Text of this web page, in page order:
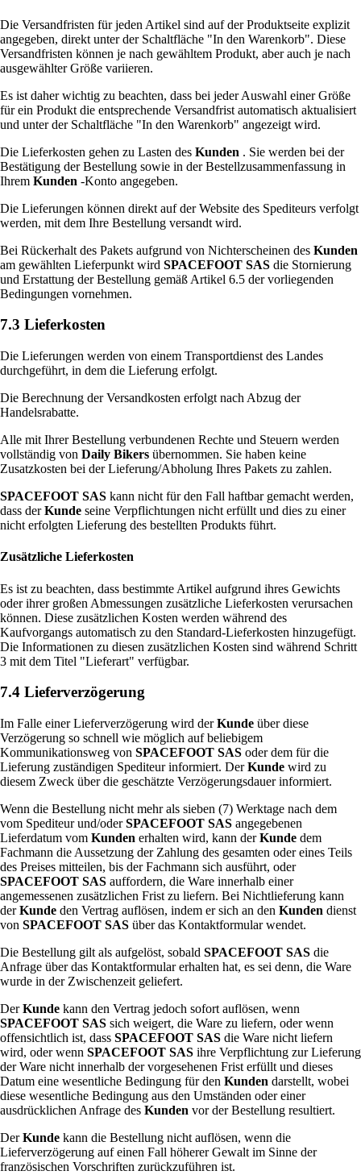
Die Versandfristen für jeden Artikel sind auf der Produktseite explizit
angegeben, direkt unter der Schaltfläche "In den Warenkorb". Diese
Versandfristen können je nach gewähltem Produkt, aber auch je nach
ausgewählter Größe variieren.
Es ist daher wichtig zu beachten, dass bei jeder Auswahl einer Größe
für ein Produkt die entsprechende Versandfrist automatisch aktualisiert
und unter der Schaltfläche "In den Warenkorb" angezeigt wird.
Die Lieferkosten gehen zu Lasten des Kunden . Sie werden bei der
Bestätigung der Bestellung sowie in der Bestellzusammenfassung in
Ihrem Kunden -Konto angegeben.
Die Lieferungen können direkt auf der Website des Spediteurs verfolgt
werden, mit dem Ihre Bestellung versandt wird.
Bei Rückerhalt des Pakets aufgrund von Nichterscheinen des Kunden
am gewählten Lieferpunkt wird SPACEFOOT SAS die Stornierung
und Erstattung der Bestellung gemäß Artikel 6.5 der vorliegenden
Bedingungen vornehmen.
7.3 Lieferkosten
Die Lieferungen werden von einem Transportdienst des Landes
durchgeführt, in dem die Lieferung erfolgt.
Die Berechnung der Versandkosten erfolgt nach Abzug der
Handelsrabatte.
Alle mit Ihrer Bestellung verbundenen Rechte und Steuern werden
vollständig von Daily Bikers übernommen. Sie haben keine
Zusatzkosten bei der Lieferung/Abholung Ihres Pakets zu zahlen.
SPACEFOOT SAS kann nicht für den Fall haftbar gemacht werden,
dass derKunde seine Verpflichtungen nicht erfüllt und dies zu einer
nicht erfolgten Lieferung des bestellten Produkts führt.
Zusätzliche Lieferkosten
Es ist zu beachten, dass bestimmte Artikel aufgrund ihres Gewichts
oder ihrer großen Abmessungen zusätzliche Lieferkosten verursachen
können. Diese zusätzlichen Kosten werden während des
Kaufvorgangs automatisch zu den Standard-Lieferkosten hinzugefügt.
Die Informationen zu diesen zusätzlichen Kosten sind während Schritt
3 mit dem Titel "Lieferart" verfügbar.
7.4 Lieferverzögerung
Im Falle einer Lieferverzögerung wird derKunde über diese
Verzögerung so schnell wie möglich auf beliebigem
Kommunikationsweg von SPACEFOOT SAS oder dem für die
Lieferung zuständigen Spediteur informiert. DerKunde wird zu
diesem Zweck über die geschätzte Verzögerungsdauer informiert.
Wenn die Bestellung nicht mehr als sieben (7) Werktage nach dem
vom Spediteur und/oderSPACEFOOT SAS angegebenen
Lieferdatum vom Kunden erhalten wird, kann derKunde dem
Fachmann die Aussetzung der Zahlung des gesamten oder eines Teils
des Preises mitteilen, bis der Fachmann sich ausführt, oder
SPACEFOOT SAS auffordern, die Ware innerhalb einer
angemessenen zusätzlichen Frist zu liefern. Bei Nichtlieferung kann
derKunde den Vertrag auflösen, indem er sich an den Kunden dienst
von SPACEFOOT SAS über das Kontaktformular wendet.
Die Bestellung gilt als aufgelöst, sobald SPACEFOOT SAS die
Anfrage über das Kontaktformular erhalten hat, es sei denn, die Ware
wurde in der Zwischenzeit geliefert.
DerKunde kann den Vertrag jedoch sofort auflösen, wenn
SPACEFOOT SAS sich weigert, die Ware zu liefern, oder wenn
offensichtlich ist, dass SPACEFOOT SAS die Ware nicht liefern
wird, oder wenn SPACEFOOT SAS ihre Verpflichtung zur Lieferung
der Ware nicht innerhalb der vorgesehenen Frist erfüllt und dieses
Datum eine wesentliche Bedingung für den Kunden darstellt, wobei
diese wesentliche Bedingung aus den Umständen oder einer
ausdrücklichen Anfrage des Kunden vor der Bestellung resultiert.
DerKunde kann die Bestellung nicht auflösen, wenn die
Lieferverzögerung auf einen Fall höherer Gewalt im Sinne der
französischen Vorschriften zurückzuführen ist.